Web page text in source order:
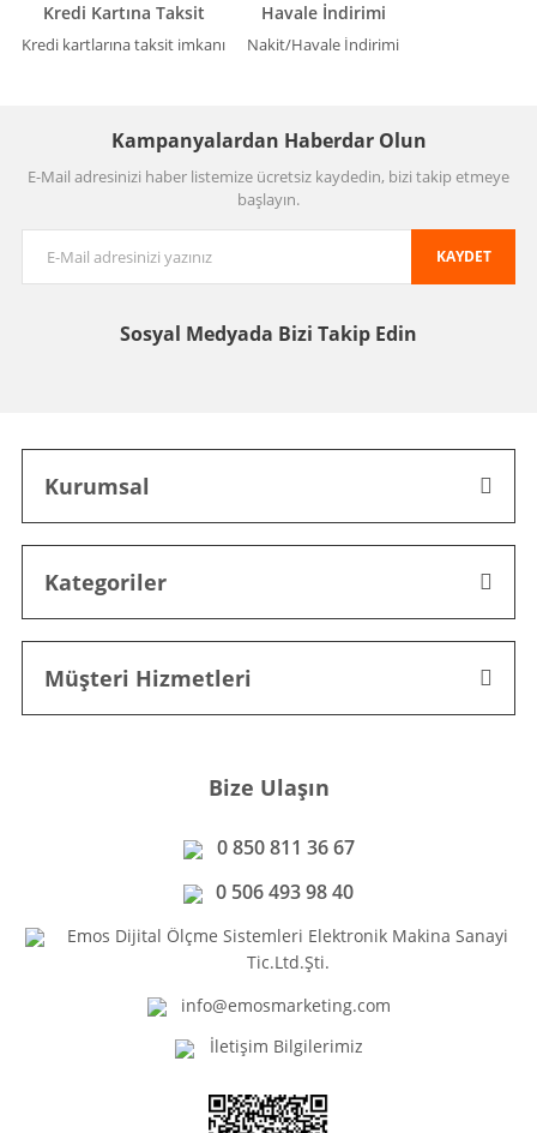
Kredi Kartına Taksit
Kredi kartlarına taksit imkanı
Havale İndirimi
Nakit/Havale İndirimi
Kampanyalardan Haberdar Olun
E-Mail adresinizi haber listemize ücretsiz kaydedin, bizi takip etmeye
başlayın.
KAYDET
Sosyal Medyada Bizi Takip Edin
Kurumsal
Kategoriler
Müşteri Hizmetleri
Bize Ulaşın
0 850 811 36 67
0 506 493 98 40
Emos Dijital Ölçme Sistemleri Elektronik Makina Sanayi
Tic.Ltd.Şti.
info@emosmarketing.com
İletişim Bilgilerimiz